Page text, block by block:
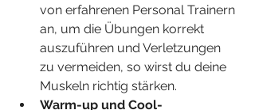
von erfahrenen Personal Trainern
an, um die Übungen korrekt
auszuführen und Verletzungen
zu vermeiden, so wirst du deine
Muskeln richtig stärken.
Warm-up und Cool-